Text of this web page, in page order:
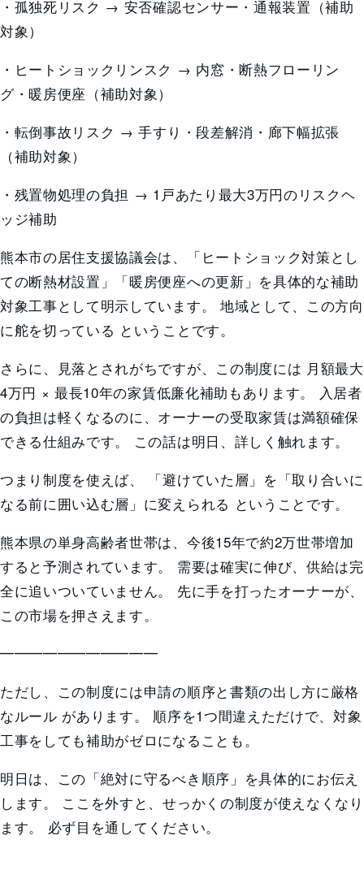
・孤独死リスク → 安否確認センサー・通報装置 （補助
対象）
・ヒートショックリンスク → 内窓・断熱フローリン
グ・暖房便座 （補助対象）
・転倒事故リスク →手すり・段差解消・廊下幅拡張
（補助対象）
・残置物処理の負担 → 1戸あたり最大3万円のリスクヘ
ッジ補助
熊本市の居住支援協議会は、「ヒートショック対策とし
ての断熱材設置」「暖房便座への更新」を具体的な補助
対象工事として明示しています。 地域として、この方向
に舵を切っている ということです。
さらに、見落とされがちですが、この制度には 月額最大
4万円 × 最長10年の家賃低廉化補助 もあります。 入居者
の負担は軽くなるのに、 オーナーの受取家賃は満額確保
できる仕組みです。 この話は明日、詳しく触れます。
つまり制度を使えば、
「避けていた層」を「取り合いに
なる前に囲い込む層」に変えられる ということです。
熊本県の単身高齢者世帯は、今後15年で約2万世帯増加
すると予測されています。 需要は確実に伸び、供給は完
全に追いついていません。
先に手を打ったオーナーが、
この市場を押さえます。
━━━━━━━━━━━
ただし、この制度には申請の順序と書類の出し方に厳格
なルール があります。 順序を1つ間違えただけで、対象
工事をしても補助がゼロになることも。
明日は、この「絶対に守るべき順序」を具体的にお伝え
します。 ここを外すと、せっかくの制度が使えなくなり
ます。 必ず目を通してください。